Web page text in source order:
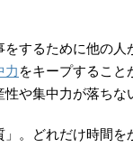
するために他の
力 をキープすること
や集中力が落ち
。どれだけ時間